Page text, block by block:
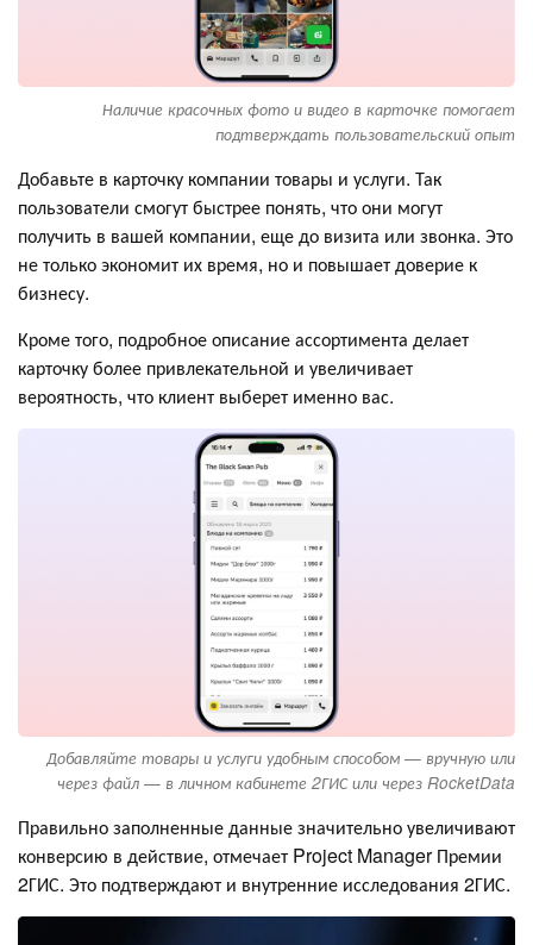
Наличие красочных фото и видео в карточке помогает
подтверждать пользовательский опыт
Добавьте в карточку компании товары и услуги. Так
пользователи смогут быстрее понять, что они могут
получить в вашей компании, еще до визита или звонка. Это
не только экономит их время, но и повышает доверие к
бизнесу.
Кроме того, подробное описание ассортимента делает
карточку более привлекательной и увеличивает
вероятность, что клиент выберет именно вас.
Добавляйте товары и услуги удобным способом — вручную или
через файл — в личном кабинете 2ГИС или через RocketData
Правильно заполненные данные значительно увеличивают
конверсию в действие, отмечает Project Manager Премии
2ГИС. Это подтверждают и внутренние исследования 2ГИС.